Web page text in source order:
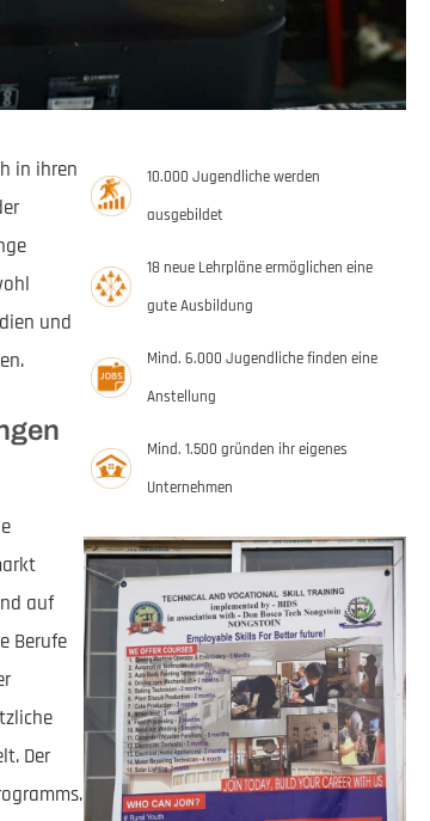
in ihren
und
auf
Berufe
Der
10.000 Jugendliche werden
ausgebildet
18 neue Lehrpläne ermöglichen eine
gute Ausbildung
Mind. 6.000 Jugendliche finden eine
Anstellung
Mind. 1.500 gründen ihr eigenes
Unternehmen